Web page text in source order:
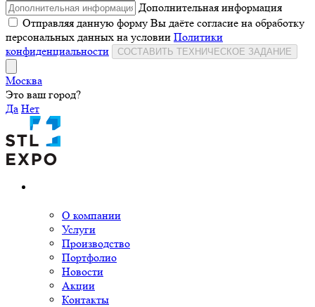
Дополнительная информация
Отправляя данную форму Вы даёте согласие на обработку
персональных данных на условии Политики
конфиденциальности
СОСТАВИТЬ ТЕХНИЧЕСКОЕ ЗАДАНИЕ
Москва
Это ваш город?
Да Нет
О компании
Услуги
Производство
Портфолио
Новости
Акции
Контакты